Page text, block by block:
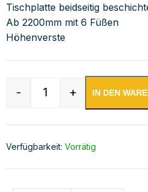
Tischplatte beidseitig
Ab 2200mm mit 6 Füßen
Höhenverste
Edelstahl
- + IN DEN
Verfügbarkeit: Vorrätig